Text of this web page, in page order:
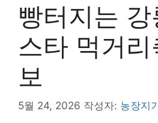
빵터지는 강
스타 먹거리
보
5월 24, 2026 작성자: 농장지